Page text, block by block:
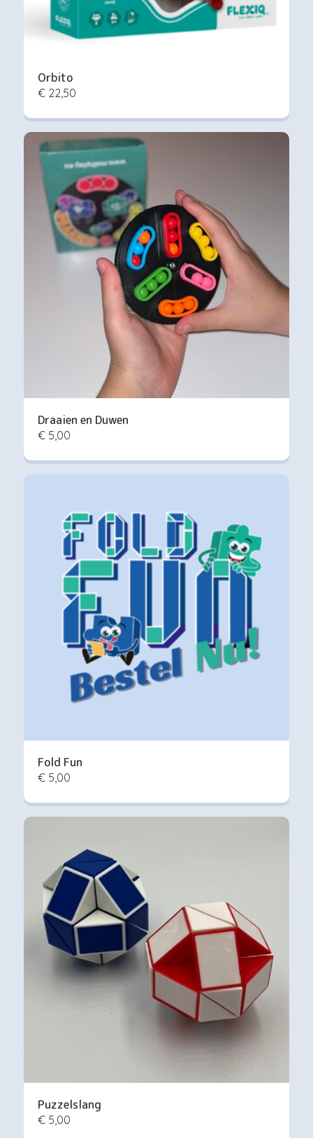
Orbito
€ 22,50
Draaien en Duwen
€ 5,00
Fold Fun
€ 5,00
Puzzelslang
€ 5,00